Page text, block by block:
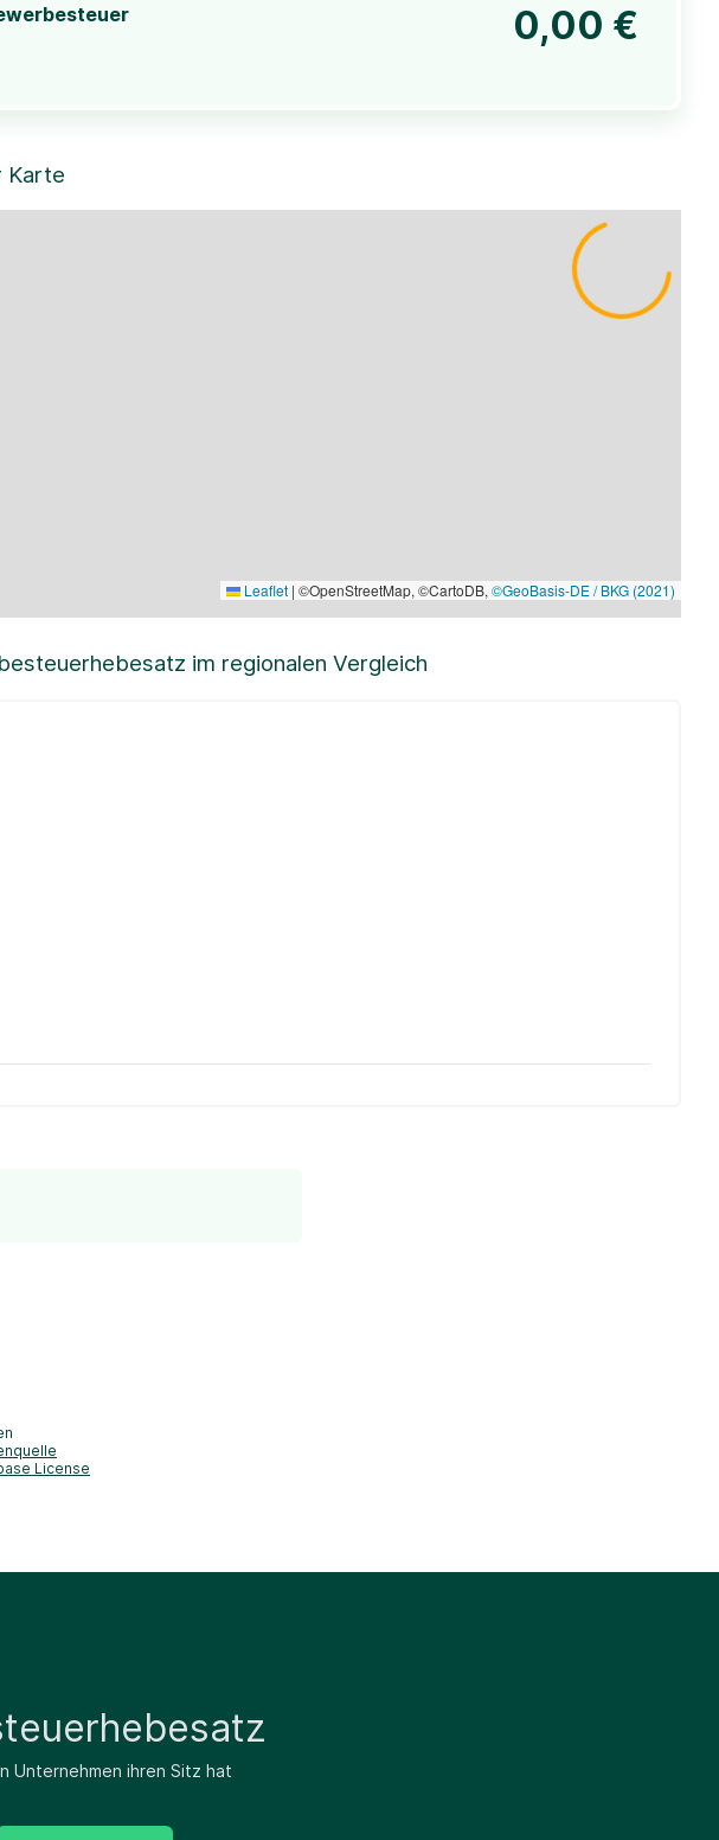
0,00 €
Karte
Leaflet | ©OpenStreetMap, ©CartoDB, ©GeoBasis-DE / BKG (2021)
im regionalen Vergleich
License
Unternehmen ihren Sitz hat